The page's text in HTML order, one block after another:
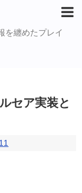
を纏めたプレイ
セア実装と
11